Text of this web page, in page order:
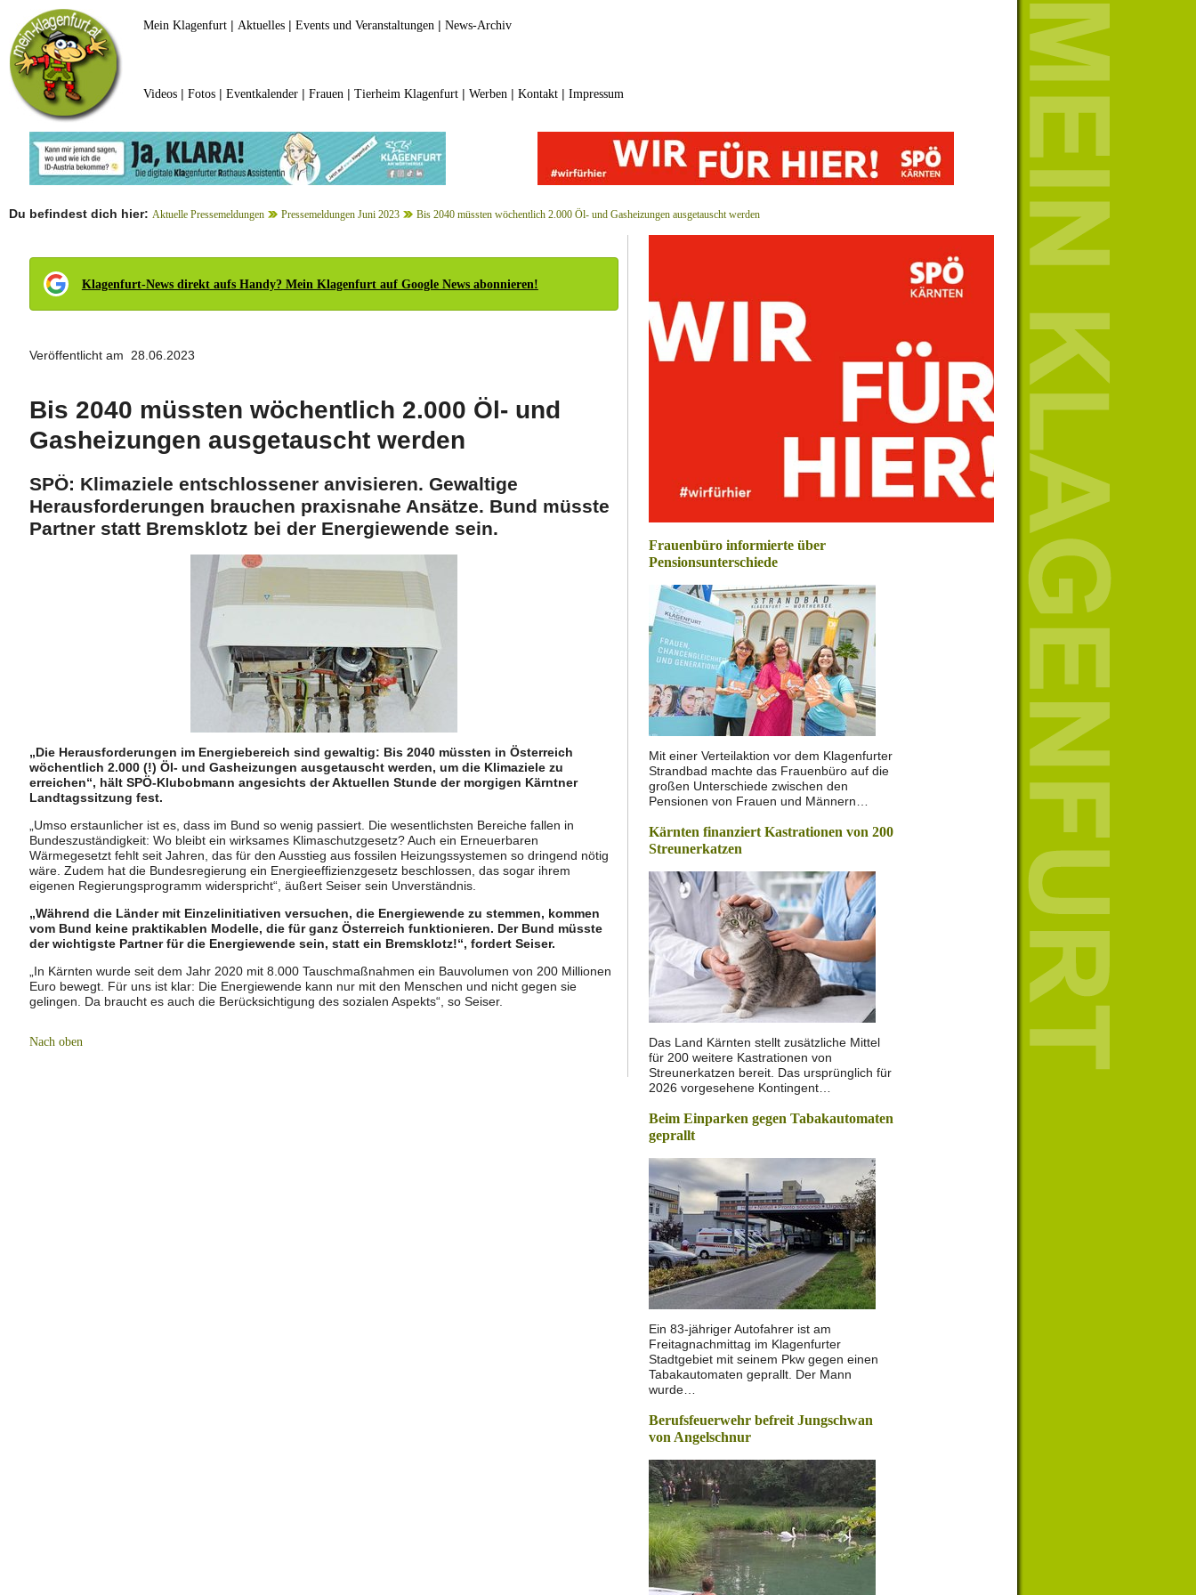
Mein Klagenfurt| Aktuelles| Events und Veranstaltungen | News-Archiv
Videos| Fotos| Eventkalender| Frauen | Tierheim Klagenfurt| Werben | Kontakt| Impressum
Du befindest dich hier: Aktuelle Pressemeldungen Pressemeldungen Juni 2023 Bis 2040 müssten wöchentlich 2.000 Öl- und Gasheizungen ausgetauscht werden
Klagenfurt-News direkt aufs Handy? Mein Klagenfurt auf Google News abonnieren!
Veröffentlicht am 28.06.2023
Bis 2040 müssten wöchentlich 2.000 Öl- und
Gasheizungen ausgetauscht werden
SPÖ: Klimaziele entschlossener anvisieren. Gewaltige
Herausforderungen brauchen praxisnahe Ansätze. Bund müsste
Partner statt Bremsklotz bei der Energiewende sein.
„Die Herausforderungen im Energiebereich sind gewaltig: Bis 2040 müssten in Österreich
wöchentlich 2.000 (!) Öl- und Gasheizungen ausgetauscht werden, um die Klimaziele zu
erreichen“, hält SPÖ-Klubobmann angesichts der Aktuellen Stunde der morgigen Kärntner
Landtagssitzung fest.
„Umso erstaunlicher ist es, dass im Bund so wenig passiert. Die wesentlichsten Bereiche fallen in
Bundeszuständigkeit: Wo bleibt ein wirksames Klimaschutzgesetz? Auch ein Erneuerbaren
Wärmegesetzt fehlt seit Jahren, das für den Ausstieg aus fossilen Heizungssystemen so dringend nötig
wäre. Zudem hat die Bundesregierung ein Energieeffizienzgesetz beschlossen, das sogar ihrem
eigenen Regierungsprogramm widerspricht“, äußert Seiser sein Unverständnis.
„Während die Länder mit Einzelinitiativen versuchen, die Energiewende zu stemmen, kommen
vom Bund keine praktikablen Modelle, die für ganz Österreich funktionieren. Der Bund müsste
der wichtigste Partner für die Energiewende sein, statt ein Bremsklotz!“, fordert Seiser.
„In Kärnten wurde seit dem Jahr 2020 mit 8.000 Tauschmaßnahmen ein Bauvolumen von 200 Millionen
Euro bewegt. Für uns ist klar: Die Energiewende kann nur mit den Menschen und nicht gegen sie
gelingen. Da braucht es auch die Berücksichtigung des sozialen Aspekts“, so Seiser.
Nach oben
Frauenbüro informierte über
Pensionsunterschiede
Mit einer Verteilaktion vor dem Klagenfurter
Strandbad machte das Frauenbüro auf die
großen Unterschiede zwischen den
Pensionen von Frauen und Männern…
Kärnten finanziert Kastrationen von 200
Streunerkatzen
Das Land Kärnten stellt zusätzliche Mittel
für 200 weitere Kastrationen von
Streunerkatzen bereit. Das ursprünglich für
2026 vorgesehene Kontingent…
Beim Einparken gegen Tabakautomaten
geprallt
Ein 83-jähriger Autofahrer ist am
Freitagnachmittag im Klagenfurter
Stadtgebiet mit seinem Pkw gegen einen
Tabakautomaten geprallt. Der Mann
wurde…
Berufsfeuerwehr befreit Jungschwan
von Angelschnur